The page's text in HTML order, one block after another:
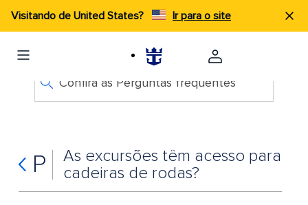
Visitando de United States? Ir para o site
Confira as Perguntas frequentes
P
As excursões têm acesso para
cadeiras de rodas?